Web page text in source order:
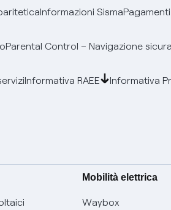
Informazioni Sisma
Parental Control – Navigazione sicura
Informativa RAEE Informativa
Mobilità elettrica
Waybox